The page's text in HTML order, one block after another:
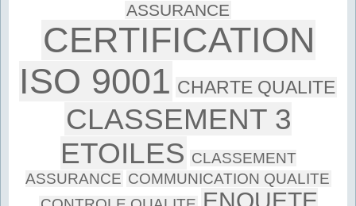
ASSURANCE
CERTIFICATION
ISO 9001 CHARTE QUALITE
CLASSEMENT 3
ETOILES CLASSEMENT
ASSURANCE COMMUNICATION QUALITE